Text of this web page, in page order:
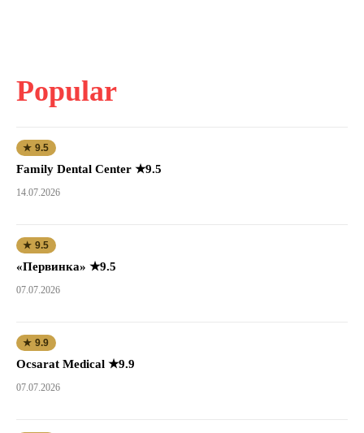
Popular
★ 9.5
Family Dental Center ★9.5
14.07.2026
★ 9.5
«Первинка» ★9.5
07.07.2026
★ 9.9
Ocsarat Medical ★9.9
07.07.2026